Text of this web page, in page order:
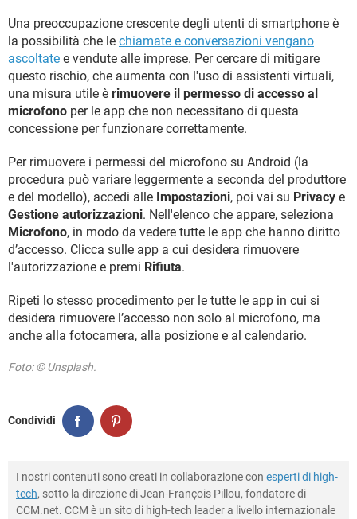
Una preoccupazione crescente degli utenti di smartphone è
la possibilità che le chiamate e conversazioni vengano
ascoltate e vendute alle imprese. Per cercare di mitigare
questo rischio, che aumenta con l'uso di assistenti virtuali,
una misura utile è rimuovere il permesso di accesso al
microfono per le app che non necessitano di questa
concessione per funzionare correttamente.
Per rimuovere i permessi del microfono su Android (la
procedura può variare leggermente a seconda del produttore
e del modello), accedi alle Impostazioni, poi vai su Privacy e
Gestione autorizzazioni. Nell'elenco che appare, seleziona
Microfono, in modo da vedere tutte le app che hanno diritto
d’accesso. Clicca sulle app a cui desidera rimuovere
l'autorizzazione e premi Rifiuta.
Ripeti lo stesso procedimento per le tutte le app in cui si
desidera rimuovere l’accesso non solo al microfono, ma
anche alla fotocamera, alla posizione e al calendario.
Foto: © Unsplash.
Condividi
I nostri contenuti sono creati in collaborazione con esperti di high-
tech, sotto la direzione di Jean-François Pillou, fondatore di
CCM.net. CCM è un sito di high-tech leader a livello internazionale